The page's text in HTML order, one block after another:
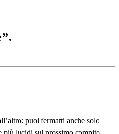
puoi fermarti anche solo
più lucidi sul prossimo compito.